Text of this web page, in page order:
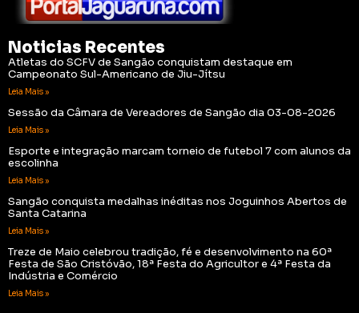
Noticias Recentes
Atletas do SCFV de Sangão conquistam destaque em
Campeonato Sul-Americano de Jiu-Jítsu
Leia Mais »
Sessão da Câmara de Vereadores de Sangão dia 03-08-2026
Leia Mais »
Esporte e integração marcam torneio de futebol 7 com alunos da
escolinha
Leia Mais »
Sangão conquista medalhas inéditas nos Joguinhos Abertos de
Santa Catarina
Leia Mais »
Treze de Maio celebrou tradição, fé e desenvolvimento na 60ª
Festa de São Cristóvão, 18ª Festa do Agricultor e 4ª Festa da
Indústria e Comércio
Leia Mais »